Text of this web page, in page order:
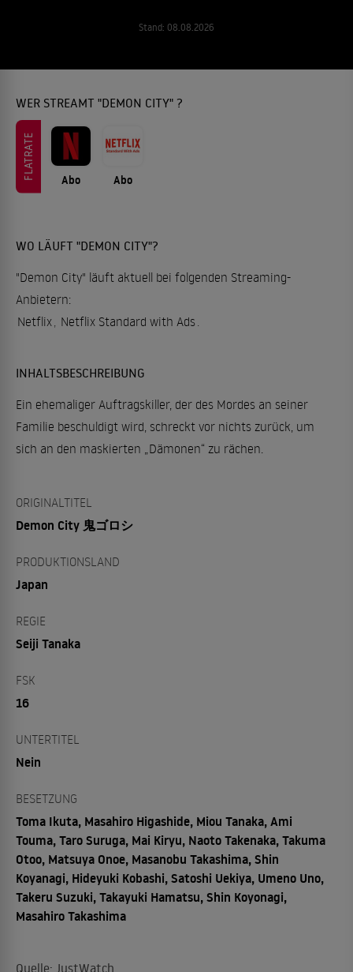
Stand: 08.08.2026
WER STREAMT "DEMON CITY" ?
FLATRATE Abo Abo
WO LÄUFT "DEMON CITY"?
"Demon City" läuft aktuell bei folgenden Streaming-
Anbietern:
Netflix Netflix Standard with Ads
INHALTSBESCHREIBUNG
Ein ehemaliger Auftragskiller, der des Mordes an seiner
Familie beschuldigt wird, schreckt vor nichts zurück, um
sich an den maskierten „Dämonen“ zu rächen.
ORIGINALTITEL
Demon City 鬼ゴロシ
PRODUKTIONSLAND
Japan
REGIE
Seiji Tanaka
FSK
16
UNTERTITEL
Nein
BESETZUNG
Toma Ikuta, Masahiro Higashide, Miou Tanaka, Ami
Touma, Taro Suruga, Mai Kiryu, Naoto Takenaka, Takuma
Otoo, Matsuya Onoe, Masanobu Takashima, Shin
Koyanagi, Hideyuki Kobashi, Satoshi Uekiya, Umeno Uno,
Takeru Suzuki, Takayuki Hamatsu, Shin Koyonagi,
Masahiro Takashima
Quelle: JustWatch